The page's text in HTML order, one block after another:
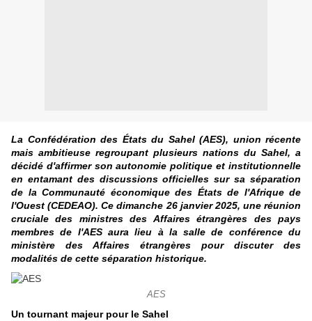
La Confédération des États du Sahel (AES), union récente
mais ambitieuse regroupant plusieurs nations du Sahel, a
décidé d'affirmer son autonomie politique et institutionnelle
en entamant des discussions officielles sur sa séparation
de la Communauté économique des États de l'Afrique de
l'Ouest (CEDEAO). Ce dimanche 26 janvier 2025, une réunion
cruciale des ministres des Affaires étrangères des pays
membres de l'AES aura lieu à la salle de conférence du
ministère des Affaires étrangères pour discuter des
modalités de cette séparation historique.
AES
Un tournant majeur pour le Sahel